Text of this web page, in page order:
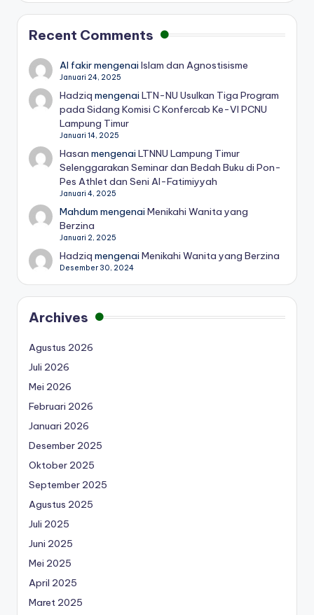
Recent Comments
Al fakirmengenaiIslam dan Agnostisisme
Januari 24, 2025
Hadziq mengenaiLTN-NU Usulkan Tiga Program
pada Sidang Komisi C Konfercab Ke-VI PCNU
Lampung Timur
Januari 14, 2025
Hasan mengenaiLTNNU Lampung Timur
Selenggarakan Seminar dan Bedah Buku di Pon-
Pes Athlet dan Seni Al-Fatimiyyah
Januari 4, 2025
Mahdum mengenaiMenikahi Wanita yang
Berzina
Januari 2, 2025
Hadziq mengenaiMenikahi Wanita yang Berzina
Desember 30, 2024
Archives
Agustus 2026
Juli 2026
Mei 2026
Februari 2026
Januari 2026
Desember 2025
Oktober 2025
September 2025
Agustus 2025
Juli 2025
Juni 2025
Mei 2025
April 2025
Maret 2025